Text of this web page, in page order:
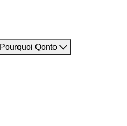
Pourquoi Qonto